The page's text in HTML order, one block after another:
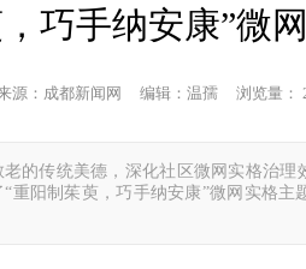
巧手纳安康”微
源：成都新闻网 编辑：温孺 浏览量：
的传统美德，深化社区微网实格治
“重阳制茱萸，巧手纳安康”微网实格